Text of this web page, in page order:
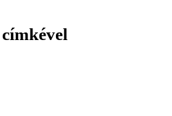
címkével